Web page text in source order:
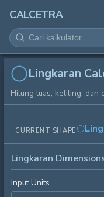
CALCETRA
MATEMATIKA
KONVERSI
SAINS
SEHARI-HARI
ALAT LAINNYA
Lingkaran
Hitung luas, keliling, dan
CURRENT SHAPE
Lingkaran
Input Units